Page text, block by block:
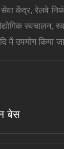
केंद्र, रेलवे
स्वचालन,
में उपयोग किया
बेस